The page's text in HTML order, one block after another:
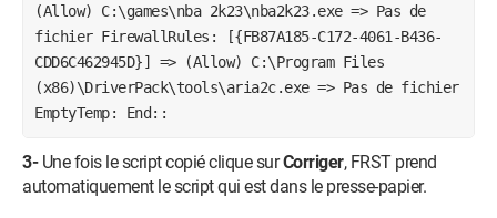
(Allow) C:\games\nba 2k23\nba2k23.exe => Pas de
fichier FirewallRules: [{FB87A185-C172-4061-B436-
CDD6C462945D}] => (Allow) C:\Program Files
(x86)\DriverPack\tools\aria2c.exe => Pas de fichier
EmptyTemp: End::
3-Une fois le script copié clique surCorriger, FRST prend
automatiquement le script qui est dans le presse-papier.